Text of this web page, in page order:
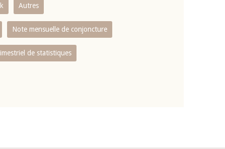
Autres
Note mensuelle de conjoncture
de statistiques